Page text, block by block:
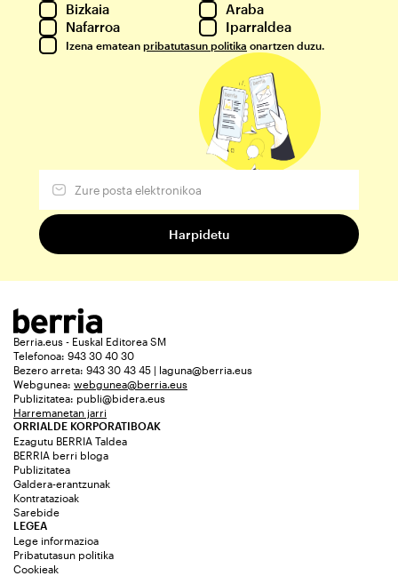
Bizkaia
Araba
Nafarroa
Iparraldea
Izena ematean pribatutasun politika onartzen duzu.
Berria.eus - Euskal Editorea SM
Telefonoa: 943 30 40 30
Bezero arreta: 943 30 43 45 | laguna@berria.eus
Webgunea: webgunea@berria.eus
Publizitatea: publi@bidera.eus
Harremanetan jarri
ORRIALDE KORPORATIBOAK
Ezagutu BERRIA Taldea
BERRIA berri bloga
Publizitatea
Galdera-erantzunak
Kontratazioak
Sarebide
LEGEA
Lege informazioa
Pribatutasun politika
Cookieak